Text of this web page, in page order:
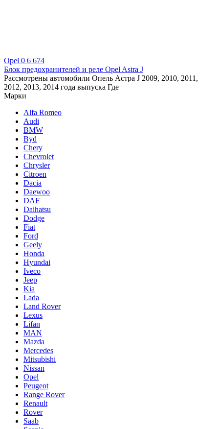
Opel 0 6 674
Блок предохранителей и реле Opel Astra J
Рассмотрены автомобили Опель Астра J 2009, 2010, 2011,
2012, 2013, 2014 года выпуска Где
Марки
Alfa Romeo
Audi
BMW
Byd
Chery
Chevrolet
Chrysler
Citroen
Dacia
Daewoo
DAF
Daihatsu
Dodge
Fiat
Ford
Geely
Honda
Hyundai
Iveco
Jeep
Kia
Lada
Land Rover
Lexus
Lifan
MAN
Mazda
Mercedes
Mitsubishi
Nissan
Opel
Peugeot
Range Rover
Renault
Rover
Saab